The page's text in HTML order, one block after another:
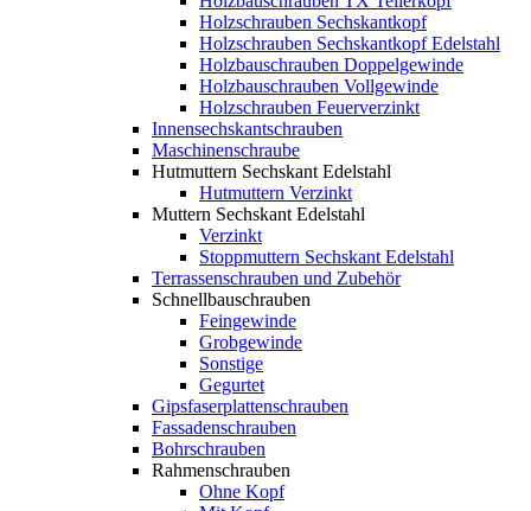
Holzschrauben Sechskantkopf
Holzschrauben Sechskantkopf Edelstahl
Holzbauschrauben Doppelgewinde
Holzbauschrauben Vollgewinde
Holzschrauben Feuerverzinkt
Innensechskantschrauben
Maschinenschraube
Hutmuttern Sechskant Edelstahl
Hutmuttern Verzinkt
Muttern Sechskant Edelstahl
Verzinkt
Stoppmuttern Sechskant Edelstahl
Terrassenschrauben und Zubehör
Schnellbauschrauben
Feingewinde
Grobgewinde
Sonstige
Gegurtet
Gipsfaserplattenschrauben
Fassadenschrauben
Bohrschrauben
Rahmenschrauben
Ohne Kopf